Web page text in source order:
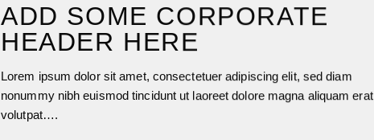
ADD SOME CORPORATE
HEADER HERE
Lorem ipsum dolor sit amet, consectetuer adipiscing elit, sed diam
nonummy nibh euismod tincidunt ut laoreet dolore magna aliquam erat
volutpat….